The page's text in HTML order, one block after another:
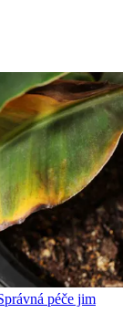
péče jim